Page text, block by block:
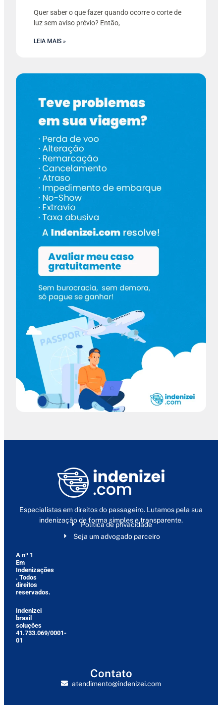
Quer saber o que fazer quando ocorre o corte de
luz sem aviso prévio? Então,
LEIA MAIS »
Especialistas em direitos do passageiro. Lutamos pela sua
indenização de forma simples e transparente.
Política de privacidade
Seja um advogado parceiro
A nº 1
Em
Indenizações
. Todos
direitos
reservados.
Indenizei
brasil
soluções
41.733.069/0001-
01
Contato
atendimento@indenizei.com